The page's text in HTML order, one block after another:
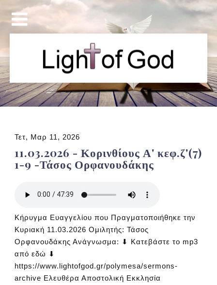
Τετ, Μαρ 11, 2026
11.03.2026 - Κορινθίους Α' κεφ.ζ'(7)
1-9 -Τάσος Ορφανουδάκης
Κήρυγμα Ευαγγελίου που Πραγματοποιήθηκε την
Κυριακή 11.03.2026 Ομιλητής: Τάσος
Ορφανουδάκης Ανάγνωσμα: ⬇ Κατεβάστε το mp3
από εδώ ⬇
https://www.lightofgod.gr/polymesa/sermons-
archive Ελευθέρα Αποστολική Εκκλησία